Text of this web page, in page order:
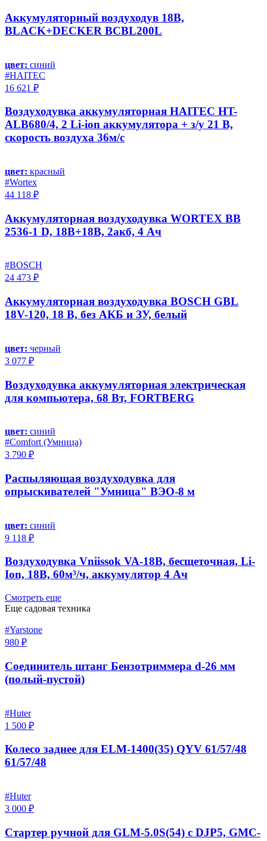
Аккумуляторный воздуходув 18В,
BLACK+DECKER BCBL200L
цвет: синий
#HAITEC
16 621 ₽
Воздуходувка аккумуляторная HAITEC HT-
ALB680/4, 2 Li-ion аккумулятора + з/у 21 В,
скорость воздуха 36м/с
цвет: красный
#Wortex
44 118 ₽
Аккумуляторная воздуходувка WORTEX BB
2536-1 D, 18В+18В, 2акб, 4 Ач
#BOSCH
24 473 ₽
Аккумуляторная воздуходувка BOSCH GBL
18V-120, 18 В, без АКБ и ЗУ, белый
цвет: черный
3 077 ₽
Воздуходувка аккумуляторная электрическая
для компьютера, 68 Вт, FORTBERG
цвет: синий
#Comfort (Умница)
3 790 ₽
Распыляющая воздуходувка для
опрыскивателей "Умница" ВЭО-8 м
цвет: синий
9 118 ₽
Воздуходувка Vniissok VA-18B, бесщеточная, Li-
Ion, 18В, 60м³/ч, аккумулятор 4 Ач
Смотреть еще
Еще садовая техника
#Yarstone
980 ₽
Соединитель штанг Бензотриммера d-26 мм
(полый-пустой)
#Huter
1 500 ₽
Колесо заднее для ELM-1400(35) QYV 61/57/48
61/57/48
#Huter
3 000 ₽
Стартер ручной для GLM-5.0S(54) с DJP5, GMC-